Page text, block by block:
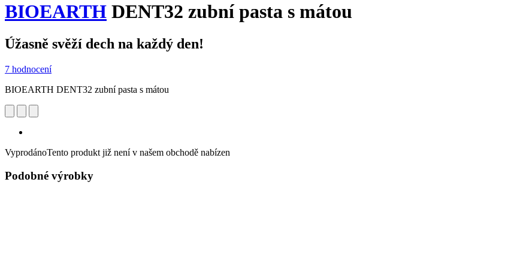
BIOEARTH DENT32 zubní pasta s mátou
Úžasně svěží dech na každý den!
7 hodnocení
BIOEARTH DENT32 zubní pasta s mátou
VyprodánoTento produkt již není v našem obchodě nabízen
Podobné výrobky